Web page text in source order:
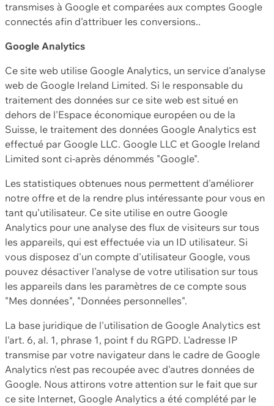
transmises à Google et comparées aux comptes Google
connectés afin d'attribuer les conversions..
Google Analytics
Ce site web utilise Google Analytics, un service d'analyse
web de Google Ireland Limited. Si le responsable du
traitement des données sur ce site web est situé en
dehors de l'Espace économique européen ou de la
Suisse, le traitement des données Google Analytics est
effectué par Google LLC. Google LLC et Google Ireland
Limited sont ci-après dénommés "Google".
Les statistiques obtenues nous permettent d'améliorer
notre offre et de la rendre plus intéressante pour vous en
tant qu'utilisateur. Ce site utilise en outre Google
Analytics pour une analyse des flux de visiteurs sur tous
les appareils, qui est effectuée via un ID utilisateur. Si
vous disposez d'un compte d'utilisateur Google, vous
pouvez désactiver l'analyse de votre utilisation sur tous
les appareils dans les paramètres de ce compte sous
"Mes données", "Données personnelles".
La base juridique de l'utilisation de Google Analytics est
l'art. 6, al. 1, phrase 1, point f du RGPD. L'adresse IP
transmise par votre navigateur dans le cadre de Google
Analytics n'est pas recoupée avec d'autres données de
Google. Nous attirons votre attention sur le fait que sur
ce site Internet, Google Analytics a été complété par le